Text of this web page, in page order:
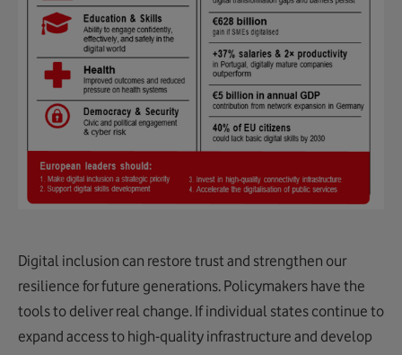
Digital inclusion can restore trust and strengthen our
resilience for future generations. Policymakers have the
tools to deliver real change. If individual states continue to
expand access to high-quality infrastructure and develop